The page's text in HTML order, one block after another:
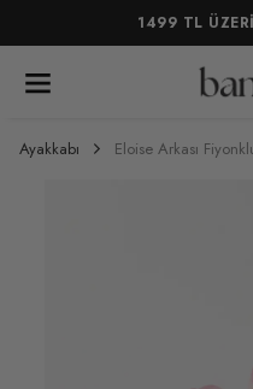
1499 TL
Ayakkabı Eloise Arkası